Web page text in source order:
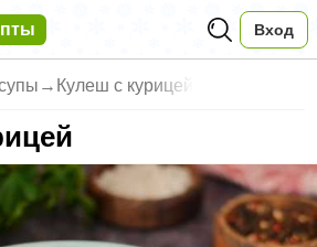
Вход
→ Кулеш с курицей